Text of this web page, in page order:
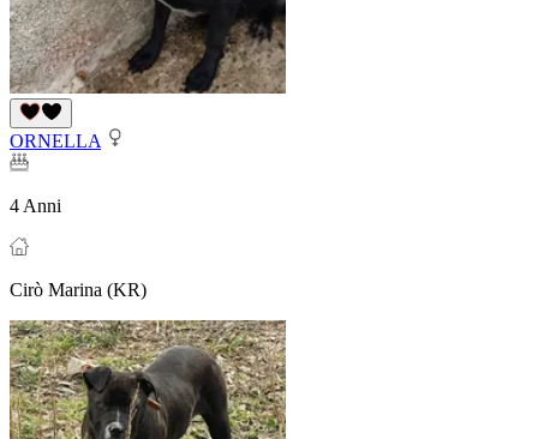
ORNELLA
4 Anni
Cirò Marina (KR)